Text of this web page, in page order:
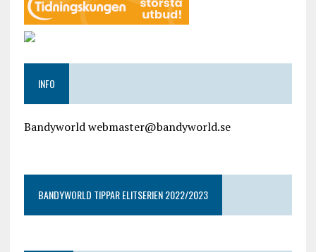
INFO
Bandyworld webmaster@bandyworld.se
BANDYWORLD TIPPAR ELITSERIEN 2022/2023